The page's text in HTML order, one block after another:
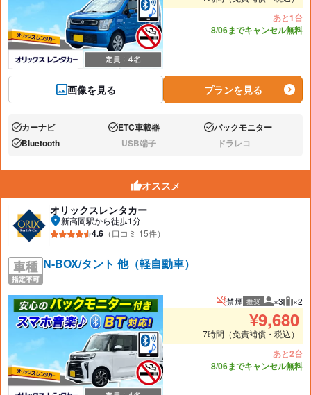
画像を見る
あと1台
8/06までキャンセル無料
プランを見る
あり:カーナビ あり:ETC車載器 あり:バックモニター
あり:Bluetooth なし:USB端子 なし:ドラレコ
オススメ
オリックスレンタカー
新高岡駅から徒歩1分
4.6 （口コミ 15件）
N-BOX/タント 他（軽自動車）
禁煙 推奨 推奨人数
×3 推奨
×2
¥9,680
7時間（免責補償・税込）
あと2台
8/06までキャンセル無料